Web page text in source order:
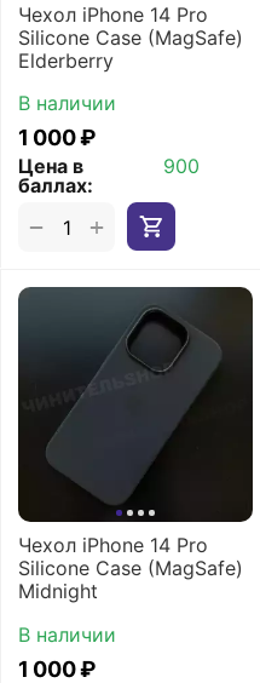
Чехол iPhone 14 Pro
Silicone Case (MagSafe)
Elderberry
В наличии
1 000₽
Цена в
баллах:
900
+
−
Чехол iPhone 14 Pro
Silicone Case (MagSafe)
Midnight
В наличии
1 000₽